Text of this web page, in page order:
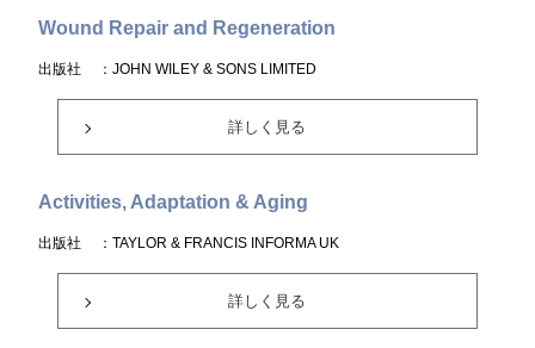
Wound Repair and Regeneration
出版社 ：JOHN WILEY & SONS LIMITED
詳しく見る
Activities, Adaptation & Aging
出版社 ：TAYLOR & FRANCIS INFORMA UK
詳しく見る